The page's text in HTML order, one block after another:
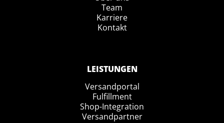
Team
Karriere
Kontakt
LEISTUNGEN
Versandportal
Fulfillment
Shop-Integration
Versandpartner